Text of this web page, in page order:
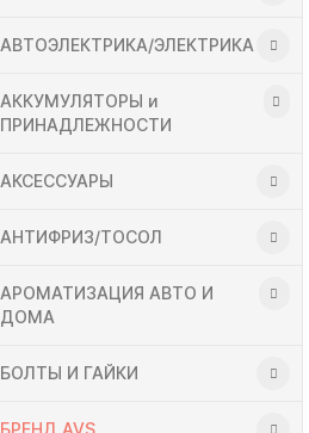
АВТОЭЛЕКТРИКА/ЭЛЕКТРИКА
АККУМУЛЯТОРЫ и
ПРИНАДЛЕЖНОСТИ
АКСЕССУАРЫ
АНТИФРИЗ/ТОСОЛ
АРОМАТИЗАЦИЯ АВТО И
ДОМА
БОЛТЫ И ГАЙКИ
БРЕНД AVS